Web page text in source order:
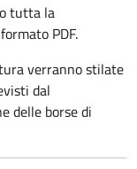
tutta la
PDF.
verranno stilate
dal
delle borse di